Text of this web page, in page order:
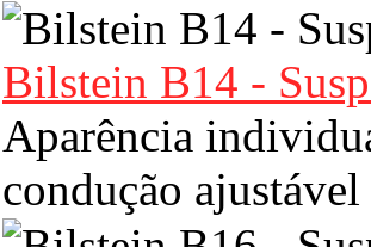
Bilstein B14 -
Aparência
condução